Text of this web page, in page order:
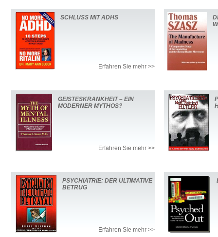
SCHLUSS MIT ADHS
Erfahren Sie mehr >>
GEISTESKRANKHEIT – EIN
MODERNER MYTHOS?
Erfahren Sie mehr >>
PSYCHIATRIE: DER ULTIMATIVE
BETRUG
Erfahren Sie mehr >>